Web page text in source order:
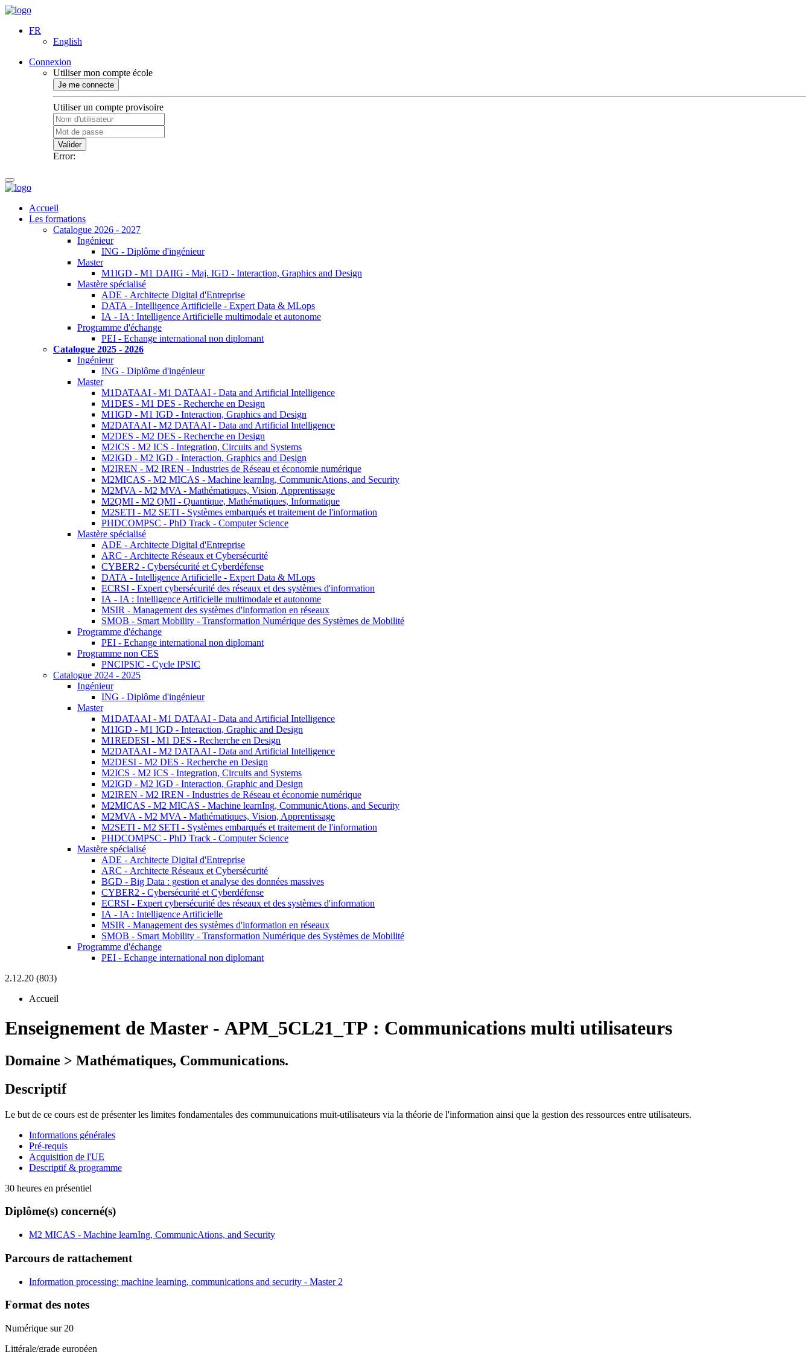
FR
English
Connexion
Utiliser mon compte école
Je me connecte
Utiliser un compte provisoire
Valider
Error:
Accueil
Les formations
Catalogue 2026 - 2027
Ingénieur
ING - Diplôme d'ingénieur
Master
M1IGD - M1 DAIIG - Maj. IGD - Interaction, Graphics and Design
Mastère spécialisé
ADE - Architecte Digital d'Entreprise
DATA - Intelligence Artificielle - Expert Data & MLops
IA - IA : Intelligence Artificielle multimodale et autonome
Programme d'échange
PEI - Echange international non diplomant
Catalogue 2025 - 2026
Ingénieur
ING - Diplôme d'ingénieur
Master
M1DATAAI - M1 DATAAI - Data and Artificial Intelligence
M1DES - M1 DES - Recherche en Design
M1IGD - M1 IGD - Interaction, Graphics and Design
M2DATAAI - M2 DATAAI - Data and Artificial Intelligence
M2DES - M2 DES - Recherche en Design
M2ICS - M2 ICS - Integration, Circuits and Systems
M2IGD - M2 IGD - Interaction, Graphics and Design
M2IREN - M2 IREN - Industries de Réseau et économie numérique
M2MICAS - M2 MICAS - Machine learnIng, CommunicAtions, and Security
M2MVA - M2 MVA - Mathématiques, Vision, Apprentissage
M2QMI - M2 QMI - Quantique, Mathématiques, Informatique
M2SETI - M2 SETI - Systèmes embarqués et traitement de l'information
PHDCOMPSC - PhD Track - Computer Science
Mastère spécialisé
ADE - Architecte Digital d'Entreprise
ARC - Architecte Réseaux et Cybersécurité
CYBER2 - Cybersécurité et Cyberdéfense
DATA - Intelligence Artificielle - Expert Data & MLops
ECRSI - Expert cybersécurité des réseaux et des systèmes d'information
IA - IA : Intelligence Artificielle multimodale et autonome
MSIR - Management des systèmes d'information en réseaux
SMOB - Smart Mobility - Transformation Numérique des Systèmes de Mobilité
Programme d'échange
PEI - Echange international non diplomant
Programme non CES
PNCIPSIC - Cycle IPSIC
Catalogue 2024 - 2025
Ingénieur
ING - Diplôme d'ingénieur
Master
M1DATAAI - M1 DATAAI - Data and Artificial Intelligence
M1IGD - M1 IGD - Interaction, Graphic and Design
M1REDESI - M1 DES - Recherche en Design
M2DATAAI - M2 DATAAI - Data and Artificial Intelligence
M2DESI - M2 DES - Recherche en Design
M2ICS - M2 ICS - Integration, Circuits and Systems
M2IGD - M2 IGD - Interaction, Graphic and Design
M2IREN - M2 IREN - Industries de Réseau et économie numérique
M2MICAS - M2 MICAS - Machine learnIng, CommunicAtions, and Security
M2MVA - M2 MVA - Mathématiques, Vision, Apprentissage
M2SETI - M2 SETI - Systèmes embarqués et traitement de l'information
PHDCOMPSC - PhD Track - Computer Science
Mastère spécialisé
ADE - Architecte Digital d'Entreprise
ARC - Architecte Réseaux et Cybersécurité
BGD - Big Data : gestion et analyse des données massives
CYBER2 - Cybersécurité et Cyberdéfense
ECRSI - Expert cybersécurité des réseaux et des systèmes d'information
IA - IA : Intelligence Artificielle
MSIR - Management des systèmes d'information en réseaux
SMOB - Smart Mobility - Transformation Numérique des Systèmes de Mobilité
Programme d'échange
PEI - Echange international non diplomant
2.12.20 (803)
Accueil
Enseignement de Master - APM_5CL21_TP : Communications multi utilisateurs
Domaine > Mathématiques, Communications.
Descriptif
Le but de ce cours est de présenter les limites fondamentales des communuications muit-utilisateurs via la théorie de l'information ainsi que la gestion des ressources entre utilisateurs.
Informations générales
Pré-requis
Acquisition de l'UE
Descriptif & programme
30 heures en présentiel
Diplôme(s) concerné(s)
M2 MICAS - Machine learnIng, CommunicAtions, and Security
Parcours de rattachement
Information processing: machine learning, communications and security - Master 2
Format des notes
Numérique sur 20
Littérale/grade européen